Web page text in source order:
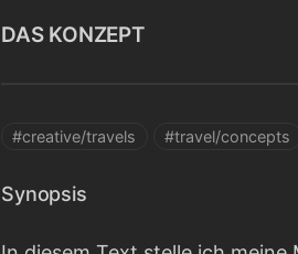
DAS KONZEPT
#creative/travels #travel/concepts
Synopsis